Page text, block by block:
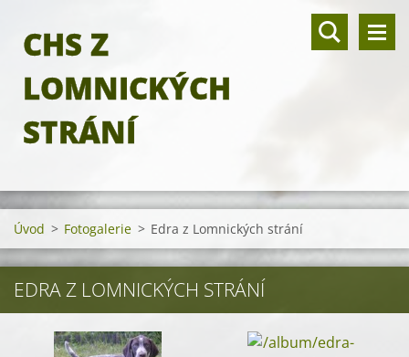
CHS Z
LOMNICKÝCH
STRÁNÍ
Úvod > Fotogalerie > Edra z Lomnických strání
EDRA Z LOMNICKÝCH STRÁNÍ